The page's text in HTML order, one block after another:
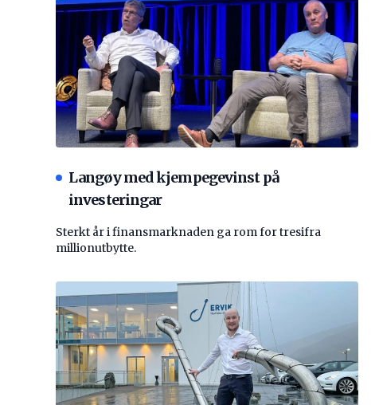
Langøy med kjempegevinst på
investeringar
Sterkt år i finansmarknaden ga rom for tresifra
millionutbytte.